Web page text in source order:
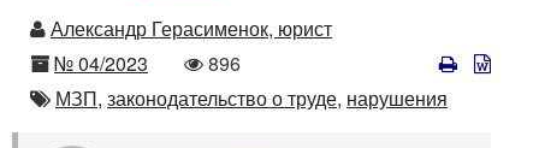
Автор
Александр Герасименок, юрист
Номер
№ 04/2023
Количество
просмотров
896
Автор
МЗП, законодательство о труде, нарушения